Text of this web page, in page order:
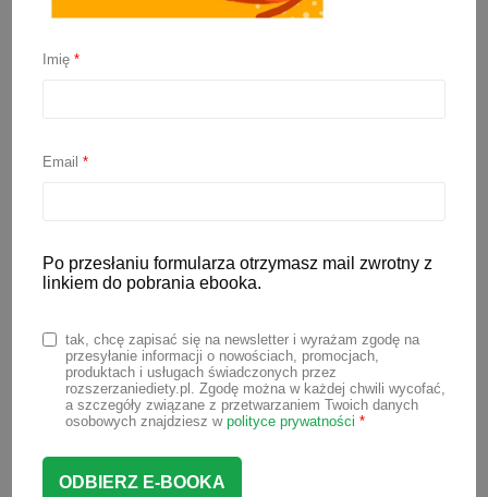
Muffinki warzywne
przekąska na wynos. Co zrobić by były
wartościowym posiłkiem? Dodać do nich
rozwiązanie jeśli szukamy zdrowych
przekąsek dla dzieci. Świetnie smakują
zarówno na ciepło, jak i na zimno.
Imię*
Email*
Po przesłaniu formularza otrzymasz mail zwrotny z
linkiem do pobrania ebooka.
tak, chcę zapisać się na newsletter i wyrażam zgodę na
przesyłanie informacji o nowościach, promocjach,
produktach i usługach świadczonych przez
rozszerzaniediety.pl. Zgodę można w każdej chwili wycofać,
a szczegóły związane z przetwarzaniem Twoich danych
osobowych znajdziesz w polityce prywatności *